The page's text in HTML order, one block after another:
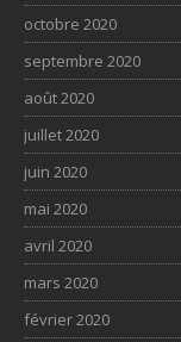
octobre 2020
septembre 2020
août 2020
juillet 2020
juin 2020
mai 2020
avril 2020
mars 2020
février 2020